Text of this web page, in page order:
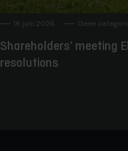
16 juni 2026 Geen
Shareholders’ meeting
resolutions